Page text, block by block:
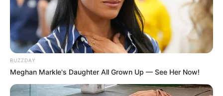
BUZZDAY
Meghan Markle's Daughter All Grown Up — See Her Now!